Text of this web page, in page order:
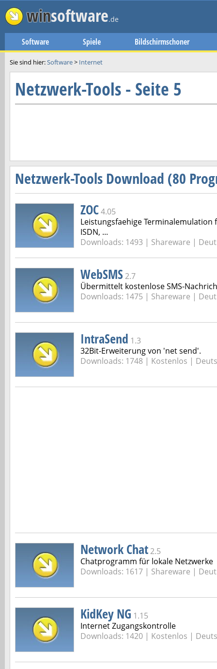
winsoftware.de
Software Spiele Bildschirmschoner
Sie sind hier:Software> Internet
Netzwerk-Tools - Seite 5
Netzwerk-Tools Download (80
ZOC4.05
Leistungsfaehige Terminalemulation
ISDN, ...
Downloads: 1493 | Shareware |
WebSMS 2.7
Übermittelt kostenlose SMS-
Downloads: 1475 | Shareware |
IntraSend 1.3
32Bit-Erweiterung von 'net send'.
Downloads: 1748 | Kostenlos |
Network Chat 2.5
Chatprogramm für lokale Netzwerke
Downloads: 1617 | Shareware |
KidKey NG 1.15
Internet Zugangskontrolle
Downloads: 1420 | Kostenlos |